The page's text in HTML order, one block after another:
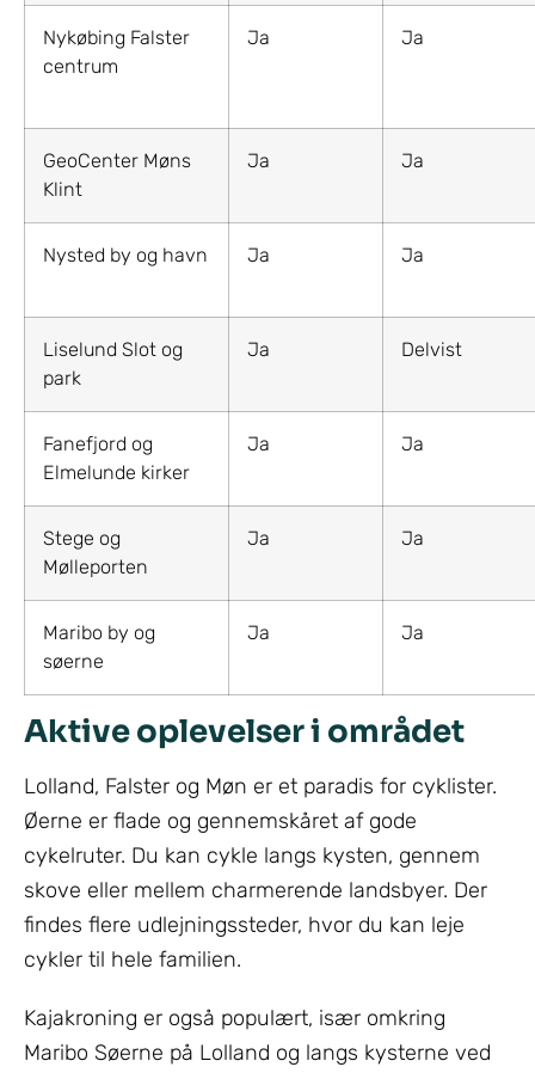
Nykøbing Falster
centrum
Ja Ja
GeoCenter Møns
Klint
Ja Ja
Nysted by og havn Ja Ja
Liselund Slot og
park
Ja Delvist
Fanefjord og
Elmelunde kirker
Ja Ja
Stege og
Mølleporten
Ja Ja
Maribo by og
søerne
Ja Ja
Aktive oplevelser i området
Lolland, Falster og Møn er et paradis for cyklister.
Øerne er flade og gennemskåret af gode
cykelruter. Du kan cykle langs kysten, gennem
skove eller mellem charmerende landsbyer. Der
findes flere udlejningssteder, hvor du kan leje
cykler til hele familien.
Kajakroning er også populært, især omkring
Maribo Søerne på Lolland og langs kysterne ved